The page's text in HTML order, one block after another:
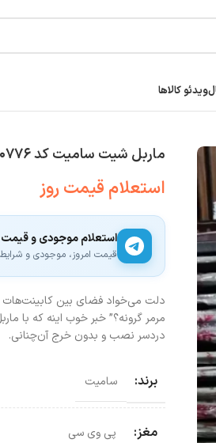
ویدئو کالاها
ماربل شیت سامیت کد ۲۰۷۷۶ | براق ۲ میل
استعلام قیمت روز
استعلام موجودی و قیمت
قیمت امروز، موجودی و شرایط
دلت می‌خواد فضای بین کابینت‌هات
دردسر نصب و بدون خرج آن‌چنانی.
برند: سامیت
مغز: پی وی سی